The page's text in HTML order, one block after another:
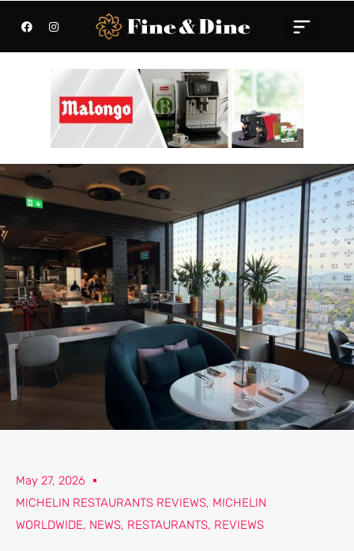
May 27, 2026
MICHELIN RESTAURANTS REVIEWS, MICHELIN
WORLDWIDE, NEWS, RESTAURANTS, REVIEWS